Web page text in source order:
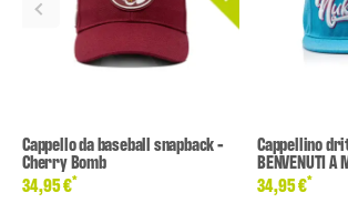
Cappello da baseball snapback -
Cherry Bomb
34,95 €*
Cappellino
BENVENUTI A
34,95 €*